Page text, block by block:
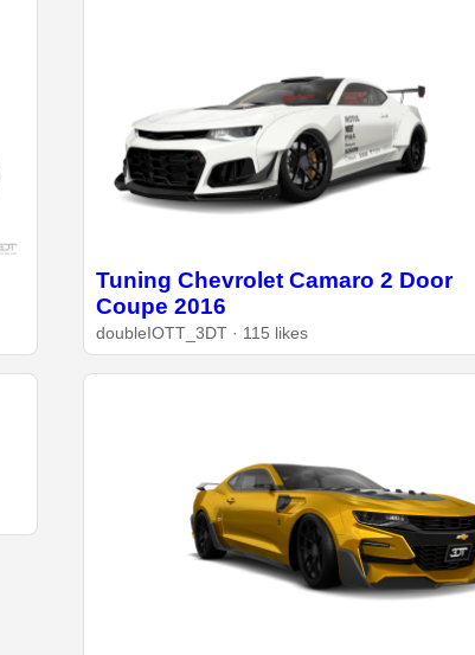
Tuning Chevrolet Camaro 2 Door
Coupe 2016
doubleIOTT_3DT · 115 likes